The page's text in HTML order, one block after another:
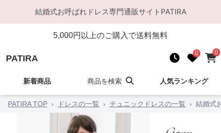
結婚式お呼ばれドレス専門通販サイト PATIRA
5,000円以上のご購入で送料無料
PATIRA 0 0
新着商品 商品を検索 人気ランキング
PATIRA TOP › ドレスの一覧 › チュニックドレスの一覧 › 結婚式